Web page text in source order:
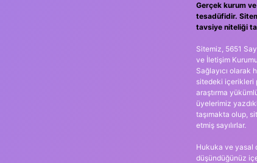
Gerçek kurum
tesadüfidir.
tavsiye niteliği
Sitemiz, 5651
ve İletişim
Sağlayıcı olarak
sitedeki içerikleri
araştırma
üyelerimiz
taşımakta olup,
etmiş sayılırlar.
Hukuka ve yasal
düşündüğünüz